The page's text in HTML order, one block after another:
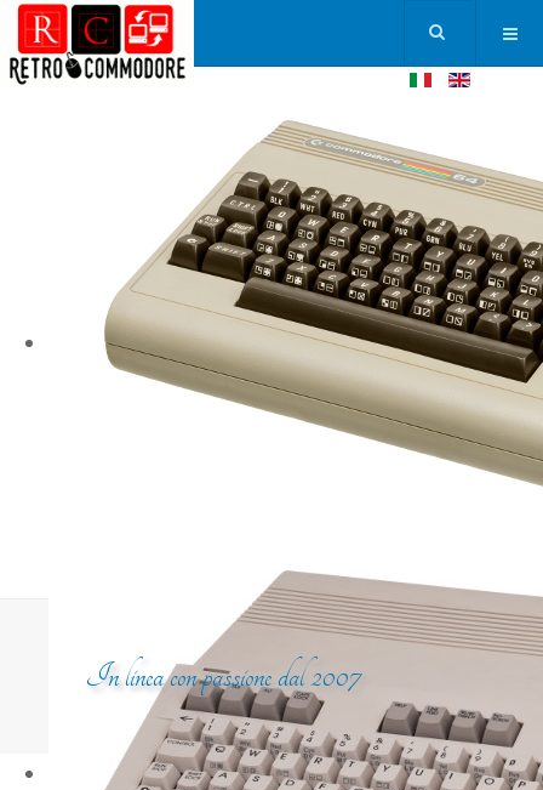
In linea con passione dal 2007